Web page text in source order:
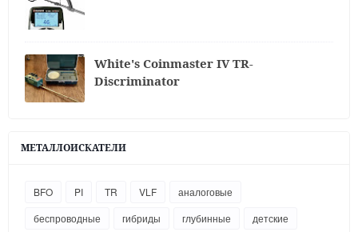
White's Coinmaster IV TR-
Discriminator
МЕТАЛЛОИСКАТЕЛИ
BFO PI TR VLF
аналоговые
беспроводные
гибриды глубинные
детские